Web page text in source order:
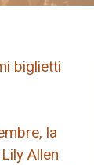
biglietti
la
Allen